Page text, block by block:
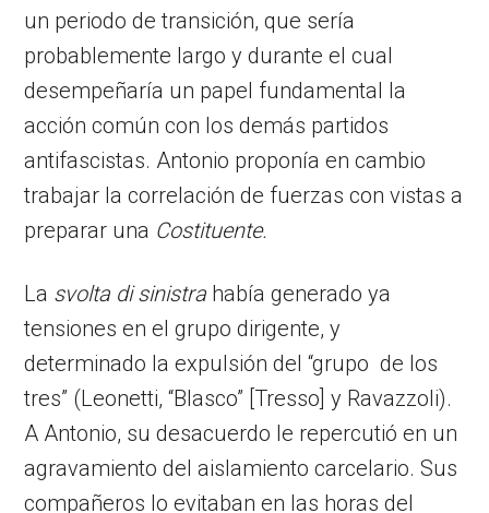
un periodo de transición, que sería
probablemente largo y durante el cual
desempeñaría un papel fundamental la
acción común con los demás partidos
antifascistas. Antonio proponía en cambio
trabajar la correlación de fuerzas con vistas a
preparar una Costituente.
La svolta di sinistra había generado ya
tensiones en el grupo dirigente, y
determinado la expulsión del “grupo de los
tres” (Leonetti, “Blasco” [Tresso] y Ravazzoli).
A Antonio, su desacuerdo le repercutió en un
agravamiento del aislamiento carcelario. Sus
compañeros lo evitaban en las horas del